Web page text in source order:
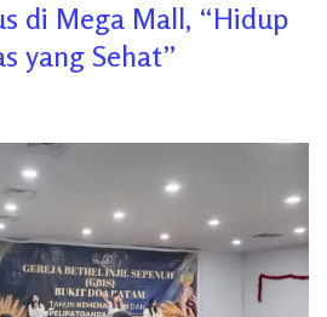
di Mega Mall, “Hidup
yang Sehat”